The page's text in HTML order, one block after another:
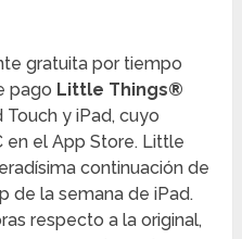
gratuita por tiempo
pago Little Things®
Touch y iPad, cuyo
en el App Store. Little
continuación de
de la semana de iPad.
respecto a la original,